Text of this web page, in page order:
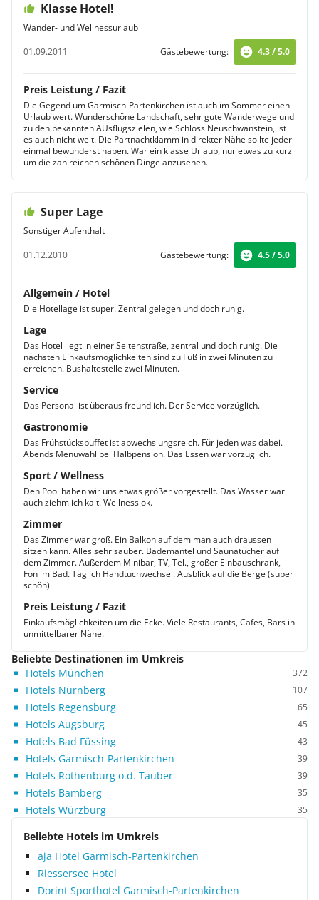
Klasse Hotel!
Wander- und Wellnessurlaub
01.09.2011
Gästebewertung: 4.3 / 5.0
Preis Leistung / Fazit
Die Gegend um Garmisch-Partenkirchen ist auch im Sommer einen
Urlaub wert. Wunderschöne Landschaft, sehr gute Wanderwege und
zu den bekannten AUsflugszielen, wie Schloss Neuschwanstein, ist
es auch nicht weit. Die Partnachtklamm in direkter Nähe sollte jeder
einmal bewunderst haben. War ein klasse Urlaub, nur etwas zu kurz
um die zahlreichen schönen Dinge anzusehen.
Super Lage
Sonstiger Aufenthalt
01.12.2010
Gästebewertung: 4.5 / 5.0
Allgemein / Hotel
Die Hotellage ist super. Zentral gelegen und doch ruhig.
Lage
Das Hotel liegt in einer Seitenstraße, zentral und doch ruhig. Die
nächsten Einkaufsmöglichkeiten sind zu Fuß in zwei Minuten zu
erreichen. Bushaltestelle zwei Minuten.
Service
Das Personal ist überaus freundlich. Der Service vorzüglich.
Gastronomie
Das Frühstücksbuffet ist abwechslungsreich. Für jeden was dabei.
Abends Menüwahl bei Halbpension. Das Essen war vorzüglich.
Sport / Wellness
Den Pool haben wir uns etwas größer vorgestellt. Das Wasser war
auch ziehmlich kalt. Wellness ok.
Zimmer
Das Zimmer war groß. Ein Balkon auf dem man auch draussen
sitzen kann. Alles sehr sauber. Bademantel und Saunatücher auf
dem Zimmer. Außerdem Minibar, TV, Tel., großer Einbauschrank,
Fön im Bad. Täglich Handtuchwechsel. Ausblick auf die Berge (super
schön).
Preis Leistung / Fazit
Einkaufsmöglichkeiten um die Ecke. Viele Restaurants, Cafes, Bars in
unmittelbarer Nähe.
Beliebte Destinationen im Umkreis
Hotels München
372
Hotels Nürnberg 107
Hotels Regensburg 65
Hotels Augsburg 45
Hotels Bad Füssing 43
Hotels Garmisch-Partenkirchen 39
Hotels Rothenburg o.d. Tauber 39
Hotels Bamberg 35
Hotels Würzburg 35
Beliebte Hotels im Umkreis
aja Hotel Garmisch-Partenkirchen
Riessersee Hotel
Dorint Sporthotel Garmisch-Partenkirchen